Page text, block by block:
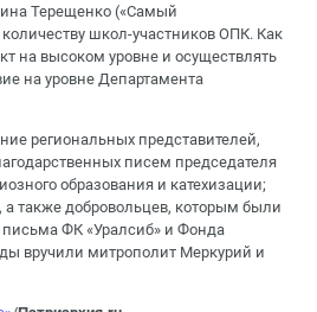
Терещенко («Самый
школ-участников ОПК. Как
на высоком уровне и осуществлять
на уровне Департамента
региональных представителей,
писем председателя
образования и катехизации;
а также добровольцев, которым были
ФК «Уралсиб» и Фонда
вручили митрополит Меркурий и